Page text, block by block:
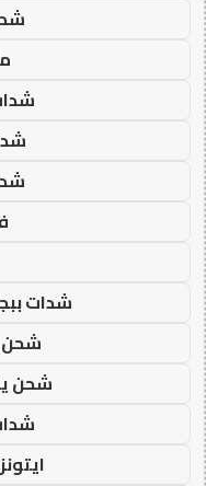
شدات
شحن
شحن